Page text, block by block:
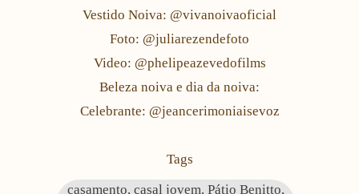
Vestido Noiva: @vivanoivaoficial
Foto: @juliarezendefoto
Video: @phelipeazevedofilms
Beleza noiva e dia da noiva:
Celebrante: @jeancerimoniaisevoz
Tags
casamento, casal jovem, Pátio Benitto,